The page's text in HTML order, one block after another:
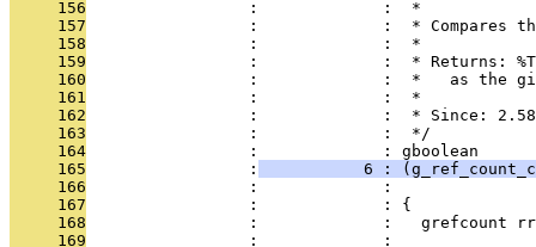
     156
                 :             :  *
     157
:             :  * Compares
     158
                 :             :  *
     159
:             :  * Returns:
     160
:             :  *   as the
     161
                 :             :  *
     162
                 :             :  * Since: 2.58
     163
                 :             :  */
     164
                 :             : gboolean
     165
                 :
6 :
     166
:             :
     167
                 :             : {
     168
:             :   grefcount
     169
                 :             :